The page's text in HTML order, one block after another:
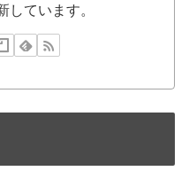
しています。